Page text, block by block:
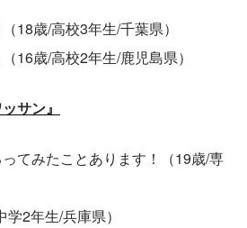
18歳/高校3年生/千葉県）
16歳/高校2年生/鹿児島県）
サン』
てみたことあります！（19歳/専
2年生/兵庫県）